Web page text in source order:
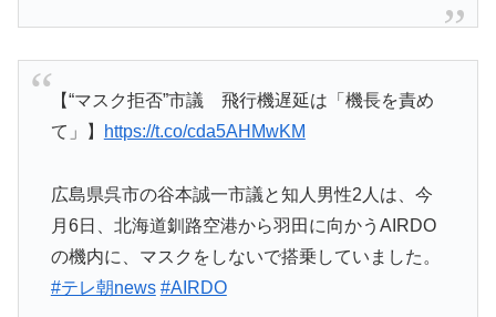
【“マスク拒否”市議 飛行機遅延は「機長を責め
て」】
https://t.co/cda5AHMwKM
広島県呉市の谷本誠一市議と知人男性2人は、今
月6日、北海道釧路空港から羽田に向かうAIRDO
の機内に、マスクをしないで搭乗していました。
#テレ朝news #AIRDO